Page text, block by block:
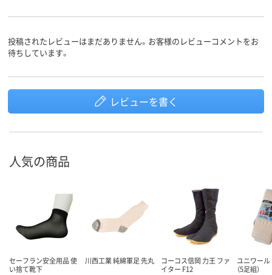
投稿されたレビューはまだありません。お客様のレビューコメントをお
待ちしています。
レビューを書く
人気の商品
セーフラン安全用品 使
い捨て靴下
川西工業 純綿軍足 先丸
コーコス信岡 力王 ファ
イター F12
ユニワー
（5足組）